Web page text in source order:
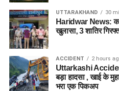
UTTARAKHAND 30
Haridwar News:
खुलासा, 3 शातिर
ACCIDENT 2 hours
Uttarkashi
बड़ा हादसा , खाई के
भरा एक पिकअप